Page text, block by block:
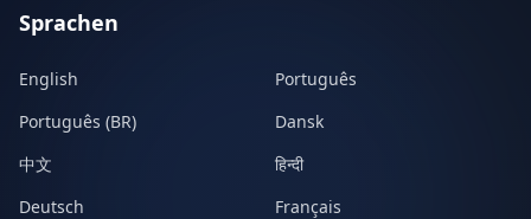
Sprachen
English
Português
Português (BR)
Dansk
中文
हिन्दी
Deutsch
Français